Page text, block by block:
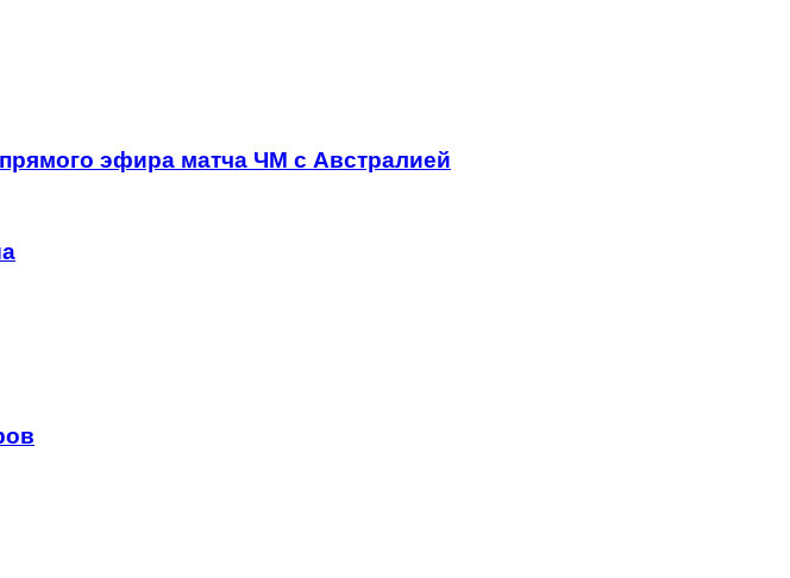
эфира матча ЧМ с Австралией